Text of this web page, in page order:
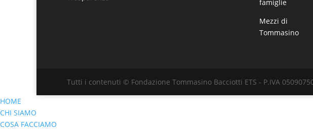
famiglie
Mezzi di
Tommasino
Tutti i contenuti © Fondazione Tommasino Bacciotti ETS - P.IVA
HOME
CHI SIAMO
COSA FACCIAMO